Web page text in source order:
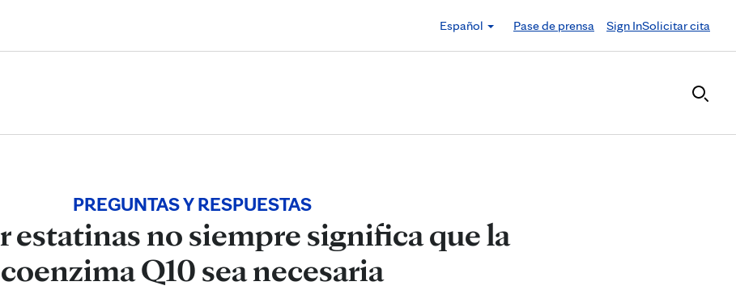
Español
Pase de prensa Sign InSolicitar cita
PREGUNTAS Y RESPUESTAS
estatinas no siempre significa que la
coenzima Q10 sea necesaria